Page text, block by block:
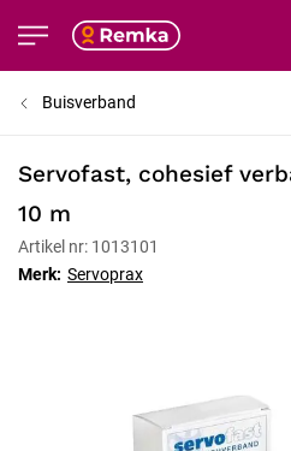
Buisverband
Servofast, cohesief
10 m
Artikel nr: 1013101
Merk: Servoprax